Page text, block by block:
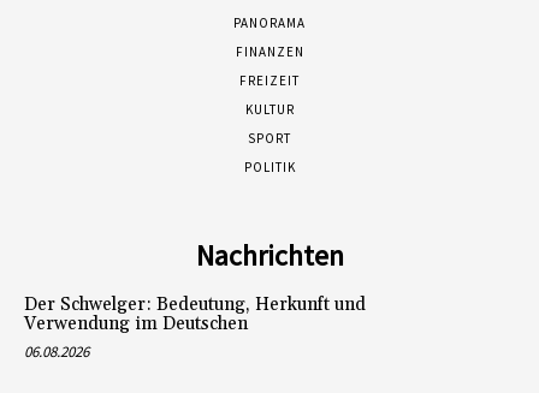
PANORAMA
FINANZEN
FREIZEIT
KULTUR
SPORT
POLITIK
Nachrichten
Der Schwelger: Bedeutung, Herkunft und
Verwendung im Deutschen
06.08.2026